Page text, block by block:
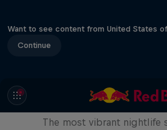
Want to see content from United States
Continue
Way Past
The most vibrant nightlife